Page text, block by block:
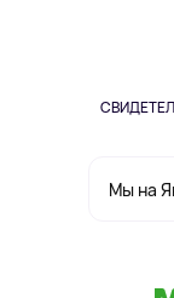
Мы на
Одежда и